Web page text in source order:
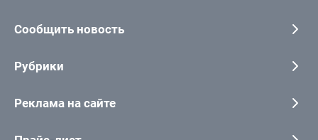
Сообщить новость
Рубрики
Реклама на сайте